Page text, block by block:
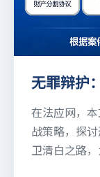
无罪辩护
在法应网，
战策略，探
卫清白之路